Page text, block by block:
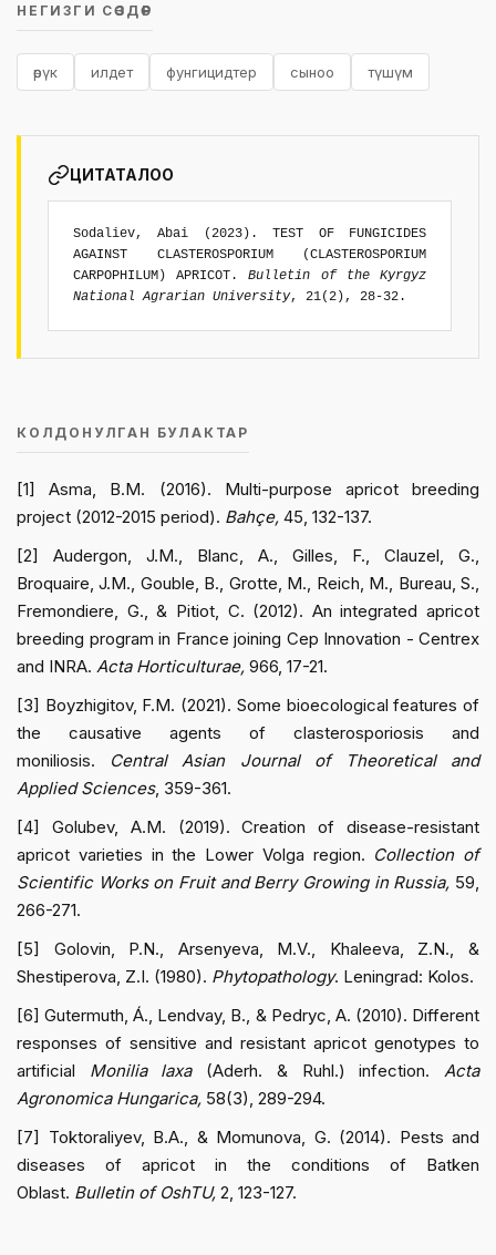
НЕГИЗГИ СӨЗДӨР
өрүк илдет фунгицидтер сыноо түшүм
ЦИТАТАЛОО
Sodaliev, Abai (2023). TEST OF FUNGICIDES
AGAINST CLASTEROSPORIUM (CLASTEROSPORIUM
CARPOPHILUM) APRICOT.Bulletin of the Kyrgyz
National Agrarian University, 21(2), 28-32.
КОЛДОНУЛГАН БУЛАКТАР
[1] Asma, B.M. (2016). Multi-purpose apricot breeding
project (2012-2015 period). Bahçe, 45, 132-137.
[2] Audergon, J.M., Blanc, A., Gilles, F., Clauzel, G.,
Broquaire, J.M., Gouble, B., Grotte, M., Reich, M., Bureau, S.,
Fremondiere, G., & Pitiot, C. (2012). An integrated apricot
breeding program in France joining Cep Innovation - Centrex
and INRA. Acta Horticulturae, 966, 17-21.
[3] Boyzhigitov, F.M. (2021). Some bioecological features of
the causative agents of clasterosporiosis and
moniliosis. Central Asian Journal of Theoretical and
Applied Sciences, 359-361.
[4] Golubev, A.M. (2019). Creation of disease-resistant
apricot varieties in the Lower Volga region. Collection of
Scientific Works on Fruit and Berry Growing in Russia, 59,
266-271.
[5] Golovin, P.N., Arsenyeva, M.V., Khaleeva, Z.N., &
Shestiperova, Z.I. (1980). Phytopathology. Leningrad: Kolos.
[6] Gutermuth, Á., Lendvay, B., & Pedryc, A. (2010). Different
responses of sensitive and resistant apricot genotypes to
artificial Monilia laxa(Aderh. & Ruhl.) infection. Acta
Agronomica Hungarica, 58(3), 289-294.
[7] Toktoraliyev, B.A., & Momunova, G. (2014). Pests and
diseases of apricot in the conditions of Batken
Oblast. Bulletin of OshTU, 2, 123-127.